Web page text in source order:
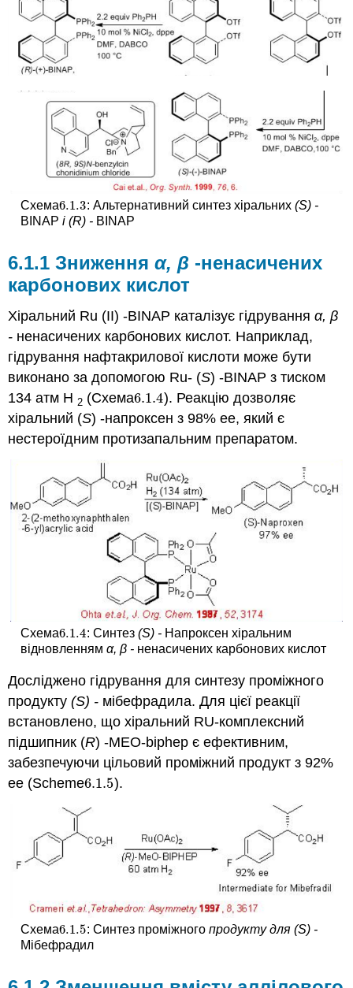
Схема6.1.3
6.1.3: Альтернативний синтез хіральних (S) -
BINAP і (R) -BINAP
6.1.1 Зниженняα, β -ненасичених
карбонових кислот
Хіральний Ru (II) -BINAP каталізує гідруванняα, β
- ненасичених карбонових кислот. Наприклад,
гідрування нафтакрилової кислоти може бути
виконано за допомогою Ru- (S) -BINAP з тиском
134 атм Н 2 (Схема6.1.4
6.1.4). Реакцію дозволяє
хіральний (S) -напроксен з 98% ee, який є
нестероїдним протизапальним препаратом.
Схема6.1.4
6.1.4: Синтез (S) -Напроксен хіральним
відновленням α, β-ненасичених карбонових кислот
Досліджено гідрування для синтезу проміжного
продукту(S) - мібефрадила. Для цієї реакції
встановлено, що хіральний RU-комплексний
підшипник (R) -MEO-biphep є ефективним,
забезпечуючи цільовий проміжний продукт з 92%
ee (Scheme6.1.5
6.1.5).
Схема6.1.5
6.1.5: Синтез проміжного продукту для (S) -
Мібефрадил